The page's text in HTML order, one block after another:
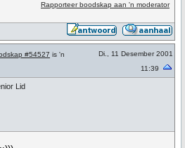
Rapporteer boodskap aan 'n moderator
#54527 is 'n
Di., 11 Desember 2001
11:39
Lid